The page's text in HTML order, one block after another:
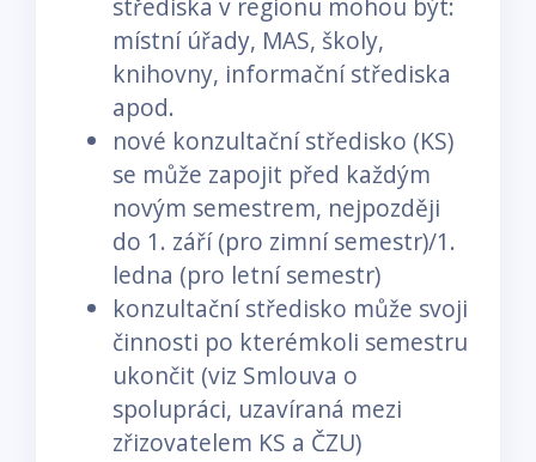
střediska v regionu mohou být:
místní úřady, MAS, školy,
knihovny, informační střediska
apod.
nové konzultační středisko (KS)
se může zapojit před každým
novým semestrem, nejpozději
do 1. září (pro zimní semestr)/1.
ledna (pro letní semestr)
konzultační středisko může svoji
činnosti po kterémkoli semestru
ukončit (viz Smlouva o
spolupráci, uzavíraná mezi
zřizovatelem KS a ČZU)